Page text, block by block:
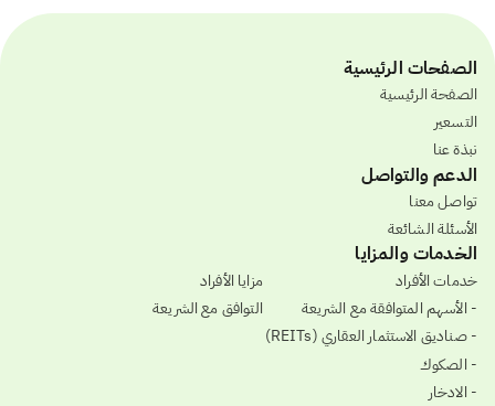
الصفحات الرئيسية
الصفحة الرئيسية
التسعير
نبذة عنا
الدعم والتواصل
تواصل معنا
الأسئلة الشائعة
الخدمات والمزايا
خدمات الأفراد
- الأسهم المتوافقة مع الشريعة
- صناديق الاستثمار العقاري (REITs)
- الصكوك
- الادخار
مزايا الأفراد
التوافق مع الشريعة